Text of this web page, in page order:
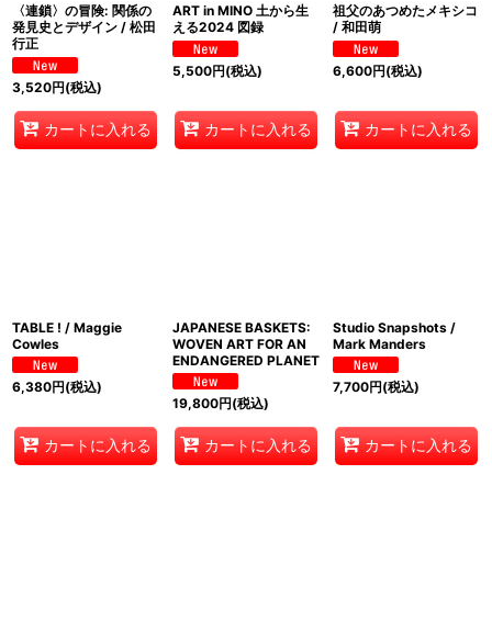
〈連鎖〉の冒険: 関係の
発見史とデザイン / 松田
行正
3,520円(税込)
カートに入れる
ART in MINO 土から生
える2024 図録
5,500円(税込)
カートに入れる
祖父のあつめたメキシコ
/ 和田萌
6,600円(税込)
カートに入れる
TABLE ! / Maggie
Cowles
6,380円(税込)
カートに入れる
JAPANESE BASKETS:
WOVEN ART FOR AN
ENDANGERED PLANET
19,800円(税込)
カートに入れる
Studio Snapshots /
Mark Manders
7,700円(税込)
カートに入れる